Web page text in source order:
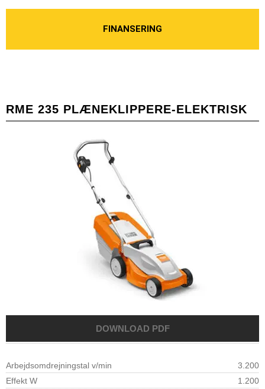
FINANSERING
RME 235 PLÆNEKLIPPERE-ELEKTRISK
Arbejdsomdrejningstal v/min
3.200
Effekt W
1.200